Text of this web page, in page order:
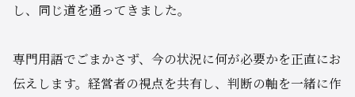
し、同じ道を通ってきました。
専門用語でごまかさず、今の状況に何が必要かを正直にお
伝えします。経営者の視点を共有し、判断の軸を一緒に作